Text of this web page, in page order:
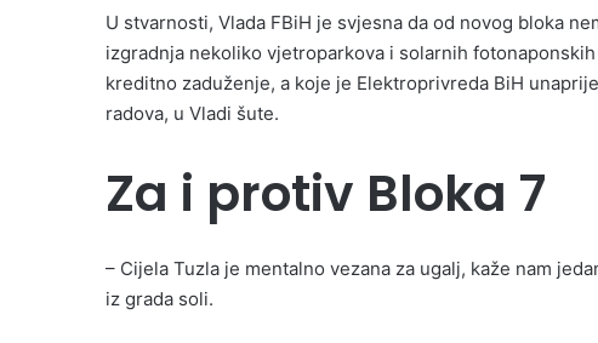
U stvarnosti, Vlada FBiH je svjesna da od novog bloka
izgradnja nekoliko vjetroparkova i solarnih
kreditno zaduženje, a koje je Elektroprivreda BiH
radova, u Vladi šute.
Za i protiv Bloka 7
– Cijela Tuzla je mentalno vezana za ugalj, kaže nam
iz grada soli.